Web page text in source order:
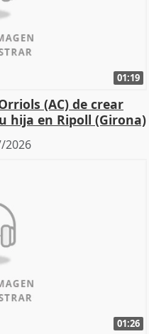
01:19
(AC) de crear
hija en Ripoll (Girona)
2026
01:26